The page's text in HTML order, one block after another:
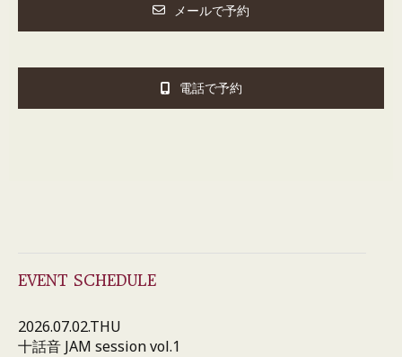
メールで予約
電話で予約
EVENT SCHEDULE
2026.07.02.THU
十話音 JAM session vol.1